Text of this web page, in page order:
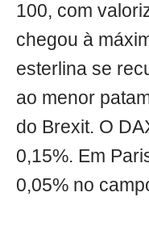
100, com
chegou à
esterlina se
ao menor
do Brexit. O
0,15%. Em
0,05% no